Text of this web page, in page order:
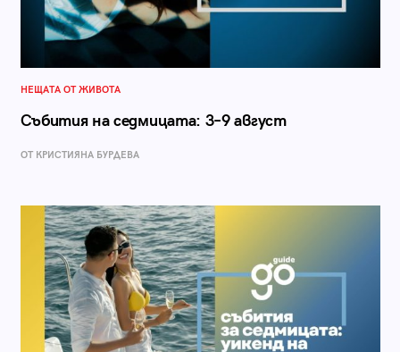
НЕЩАТА ОТ ЖИВОТА
Събития на седмицата: 3–9 август
ОТ КРИСТИЯНА БУРДЕВА